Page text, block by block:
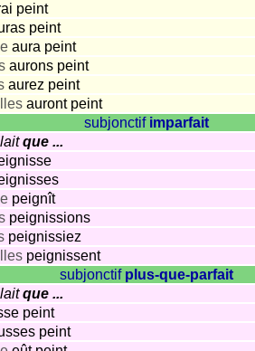
peint
peint
aura peint
aurons peint
aurez peint
auront peint
subjonctif imparfait
que ...
peignît
peignissions
peignissiez
peignissent
subjonctif plus-que-parfait
que ...
peint
peint